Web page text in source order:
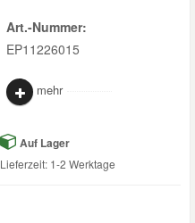
Art.-Nummer:
EP11226015
mehr
Auf Lager
Lieferzeit: 1-2 Werktage